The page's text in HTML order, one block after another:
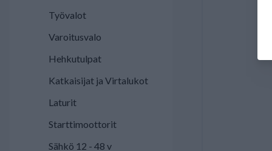
Työvalot
Varoitusvalo
Hehkutulpat
Katkaisijat ja Virtalukot
Laturit
Starttimoottorit
Sähkö 12 - 48 v